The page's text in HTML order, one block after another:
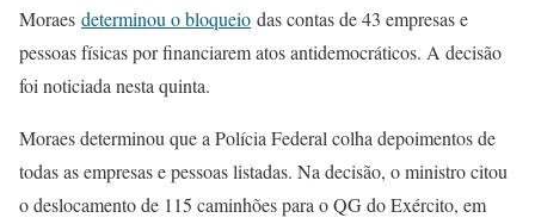
Moraes determinou o bloqueio das contas de 43 empresas e
pessoas físicas por financiarem atos antidemocráticos. A decisão
foi noticiada nesta quinta.
Moraes determinou que a Polícia Federal colha depoimentos de
todas as empresas e pessoas listadas. Na decisão, o ministro citou
o deslocamento de 115 caminhões para o QG do Exército, em